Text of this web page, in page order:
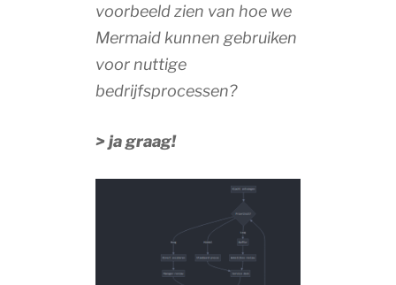
voorbeeld zien van hoe we
Mermaid kunnen gebruiken
voor nuttige
bedrijfsprocessen?
> ja graag!